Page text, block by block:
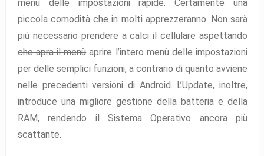
menù delle impostazioni rapide. Certamente una
piccola comodità che in molti apprezzeranno. Non sarà
più necessarioprendere a calci il cellulare aspettando
che apra il menùaprire l’intero menù delle impostazioni
per delle semplici funzioni, a contrario di quanto avviene
nelle precedenti versioni di Android. L’Update, inoltre,
introduce una migliore gestione della batteria e della
RAM, rendendo il Sistema Operativo ancora più
scattante.